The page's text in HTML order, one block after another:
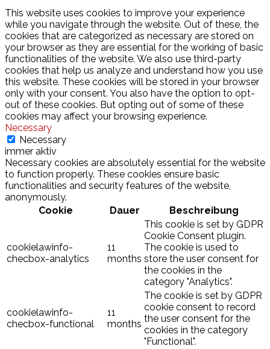
This website uses cookies to improve your experience
while you navigate through the website. Out of these, the
cookies that are categorized as necessary are stored on
your browser as they are essential for the working of basic
functionalities of the website. We also use third-party
cookies that help us analyze and understand how you use
this website. These cookies will be stored in your browser
only with your consent. You also have the option to opt-
out of these cookies. But opting out of some of these
cookies may affect your browsing experience.
Necessary
Necessary
immer aktiv
Necessary cookies are absolutely essential for the website
to function properly. These cookies ensure basic
functionalities and security features of the website,
anonymously.
Cookie
Dauer Beschreibung
cookielawinfo-
checbox-analytics
11
months
This cookie is set by GDPR
Cookie Consent plugin.
The cookie is used to
store the user consent for
the cookies in the
category "Analytics".
cookielawinfo-
checbox-functional
11
months
The cookie is set by GDPR
cookie consent to record
the user consent for the
cookies in the category
"Functional".